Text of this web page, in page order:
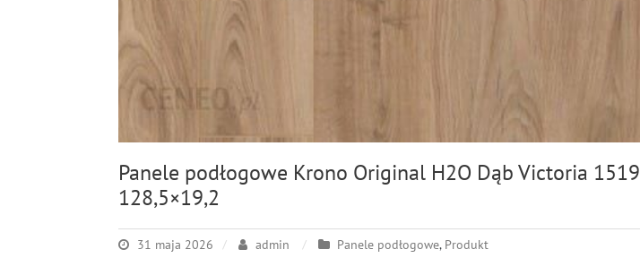
Panele podłogowe Krono Original H2O Dąb Victoria 1519
128,5×19,2
31 maja 2026 admin Panele podłogowe, Produkt